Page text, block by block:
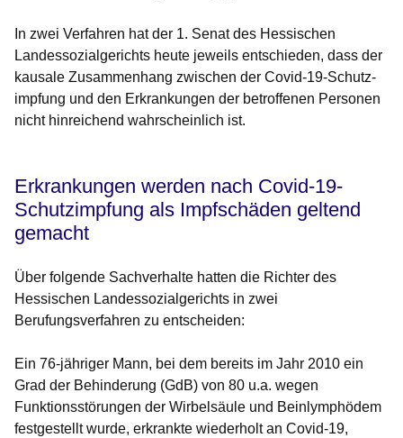
In zwei Verfahren hat der 1. Senat des Hessischen
Landessozialgerichts heute jeweils entschieden, dass der
kausale Zusammenhang zwischen der Covid-19-Schutz­
impfung und den Erkrankungen der betroffenen Personen
nicht hinreichend wahrscheinlich ist.
Erkrankungen werden nach Covid-19-
Schutz­impfung als Impfschäden geltend
gemacht
Über folgende Sachverhalte hatten die Richter des
Hessischen Landessozialgerichts in zwei
Berufungsverfahren zu entscheiden:
Ein 76-jähriger Mann, bei dem bereits im Jahr 2010 ein
Grad der Behinderung (GdB) von 80 u.a. wegen
Funktionsstörungen der Wirbelsäule und Beinlymphödem
festgestellt wurde, erkrankte wiederholt an Covid-19,